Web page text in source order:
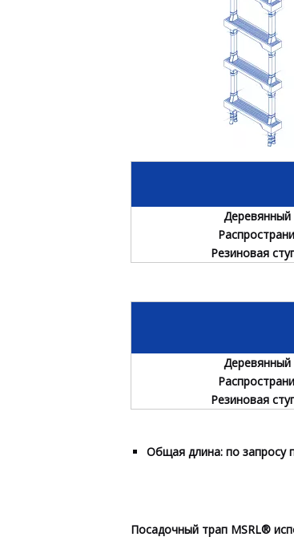
Деревянный
Резиновая
Деревянный
Резиновая
Общая длина: по запросу
Посадочный трап MSRL®